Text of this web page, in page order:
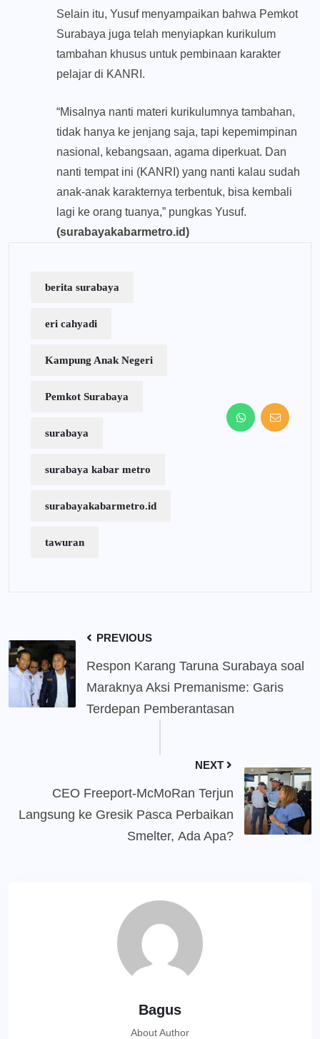
Selain itu, Yusuf menyampaikan bahwa Pemkot
Surabaya juga telah menyiapkan kurikulum
tambahan khusus untuk pembinaan karakter
pelajar di KANRI.
“Misalnya nanti materi kurikulumnya tambahan,
tidak hanya ke jenjang saja, tapi kepemimpinan
nasional, kebangsaan, agama diperkuat. Dan
nanti tempat ini (KANRI) yang nanti kalau sudah
anak-anak karakternya terbentuk, bisa kembali
lagi ke orang tuanya,” pungkas Yusuf.
(surabayakabarmetro.id)
berita surabaya
eri cahyadi
Kampung Anak Negeri
Pemkot Surabaya
surabaya
surabaya kabar metro
surabayakabarmetro.id
tawuran
PREVIOUS
Respon Karang Taruna Surabaya soal
Maraknya Aksi Premanisme: Garis
Terdepan Pemberantasan
NEXT
CEO Freeport-McMoRan Terjun
Langsung ke Gresik Pasca Perbaikan
Smelter, Ada Apa?
Bagus
About Author